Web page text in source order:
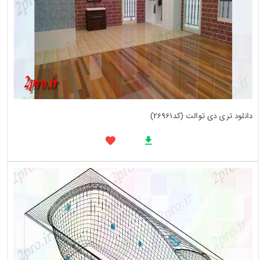
دانلود تری دی توالت (کد26961)